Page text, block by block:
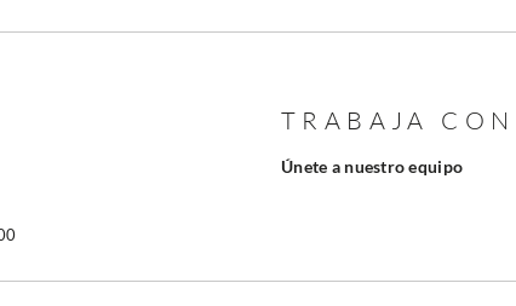
TRABAJA
Únete a nuestro equipo